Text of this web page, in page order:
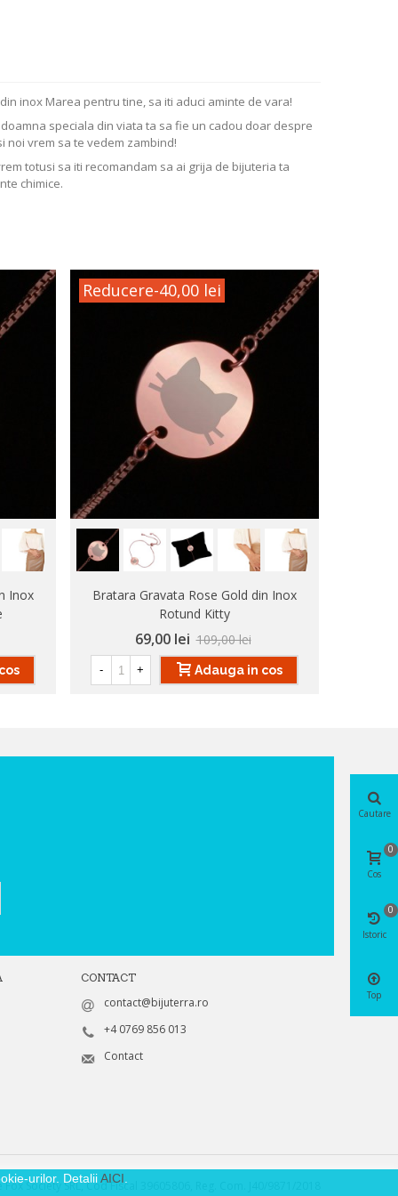
inox Marea pentru tine, sa iti aduci aminte de vara!
speciala din viata ta sa fie un cadou doar despre
noi vrem sa te vedem zambind!
totusi sa iti recomandam sa ai grija de bijuteria ta
chimice.
Inox
Reducere-40,00 lei
Bratara Gravata Rose Gold din Inox
Rotund Kitty
69,00 lei 109,00 lei
- + Adauga in cos
CONTACT
contact@bijuterra.ro
+4 0769 856 013
Contact
urilor. DetaliiAICI
Society SRL, Cod Fiscal 39605806, Reg. Com. J40/9871/2018
Cautare
Cos
0
Istoric
0
Top